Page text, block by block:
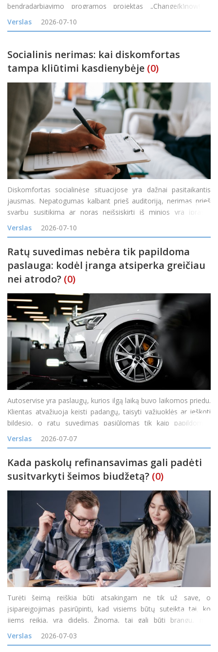
bendradarbiavimo programos projektas „Change(k)now! –
mąstysenos keitimas nuo vienkartinio naudojimo į žiedines arba
daugkartinio naudojimo maisto
Verslas 2026-07-10
Socialinis nerimas: kai diskomfortas
tampa kliūtimi kasdienybėje (0)
Diskomfortas socialinėse situacijose yra dažnai pasitaikantis
jausmas. Nepatogumas kalbant prieš auditoriją, nerimas prieš
svarbų susitikimą ar noras neišsiskirti iš minios yra įprasta
reakcija į tam tikras situacijas. Tačiau kai diskomfortas tampa
nuolatinis, o baimė &nd
Verslas 2026-07-10
Ratų suvedimas nebėra tik papildoma
paslauga: kodėl įranga atsiperka greičiau
nei atrodo? (0)
Autoservise yra paslaugų, kurios ilgą laiką buvo laikomos priedu.
Klientas atvažiuoja keisti padangų, taisyti važiuoklės ar ieškoti
bildesio, o ratų suvedimas pasiūlomas tik kaip papildomas
darbas. Tačiau vis daugiau servisų pastebi, kad toks požiūris
palieka pinigus ant stalo. Ratų geometrij
Verslas 2026-07-07
Kada paskolų refinansavimas gali padėti
susitvarkyti šeimos biudžetą? (0)
Turėti šeimą reiškia būti atsakingam ne tik už save, o
įsipareigojimas pasirūpinti, kad visiems būtų suteikta tai, ko
jiems reikia, yra didelis. Žinoma, tai gali būti brangu, nes
kiekvieną mėnesį reikia būtiniausių prekių, daiktų ir paslaugų,
padedančių kiekvienam šeimos nariui.
Verslas 2026-07-03